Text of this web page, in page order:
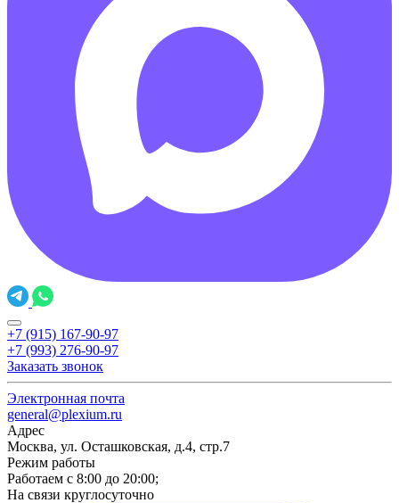
+7 (915) 167-90-97
+7 (993) 276-90-97
Заказать звонок
Электронная почта
general@plexium.ru
Адрес
Москва, ул. Осташковская, д.4, стр.7
Режим работы
Работаем с 8:00 до 20:00;
На связи круглосуточно